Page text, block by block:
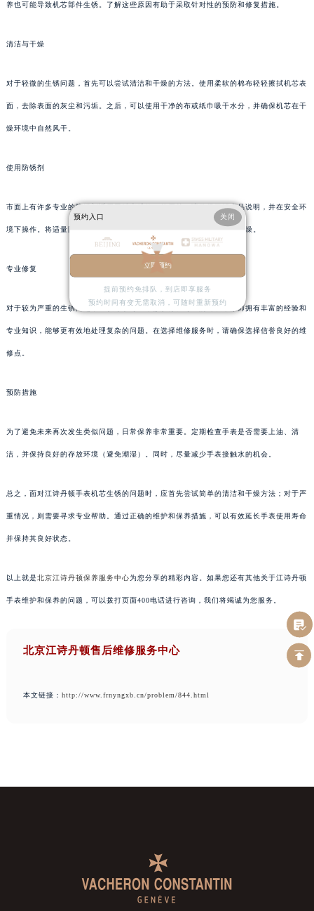
养也可能导致机芯部件生锈。了解这些原因有助于采取针对性的预防和修复措施。
清洁与干燥
对于轻微的生锈问题，首先可以尝试清洁和干燥的方法。使用柔软的棉布轻轻擦拭机芯表
面，去除表面的灰尘和污垢。之后，可以使用干净的布或纸巾吸干水分，并确保机芯在干
燥环境中自然风干。
使用防锈剂
市面上有许多专业的防锈剂适用于钟表维修。使用前，请确保了解产品说明，并在安全环
境下操作。将适量防锈剂均匀涂抹于受影响的部件上，然后让其自然干燥。
专业修复
对于较为严重的生锈问题，建议寻求专业维修服务。专业的钟表维修师拥有丰富的经验和
专业知识，能够更有效地处理复杂的问题。在选择维修服务时，请确保选择信誉良好的维
修点。
预防措施
为了避免未来再次发生类似问题，日常保养非常重要。定期检查手表是否需要上油、清
洁，并保持良好的存放环境（避免潮湿）。同时，尽量减少手表接触水的机会。
总之，面对江诗丹顿手表机芯生锈的问题时，应首先尝试简单的清洁和干燥方法；对于严
重情况，则需要寻求专业帮助。通过正确的维护和保养措施，可以有效延长手表使用寿命
并保持其良好状态。
以上就是北京江诗丹顿保养服务中心为您分享的精彩内容。如果您还有其他关于江诗丹顿
手表维护和保养的问题，可以拨打页面400电话进行咨询，我们将竭诚为您服务。
北京江诗丹顿售后维修服务中心
本文链接： http://www.frnyngxb.cn/problem/844.html
预约入口 关闭
立即预约
提前预约免排队，到店即享服务
预约时间有变无需取消，可随时重新预约